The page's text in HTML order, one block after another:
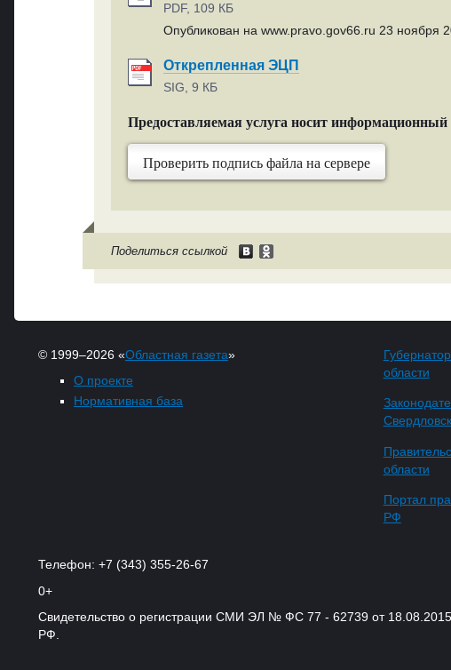
PDF, 109 КБ
Опубликован на www.pravo.gov66.ru 23 ноября
Открепленная ЭЦП
SIG, 9 КБ
Предоставляемая услуга носит информационный
Проверить подпись файла на сервере
Поделиться ссылкой
© 1999–2026 «Областная газета»
О проекте
Нормативная база
области
области
Портал
РФ
Телефон: +7 (343) 355-26-67
0+
Свидетельство о регистрации СМИ ЭЛ № ФС 77 - 62739 от
РФ.